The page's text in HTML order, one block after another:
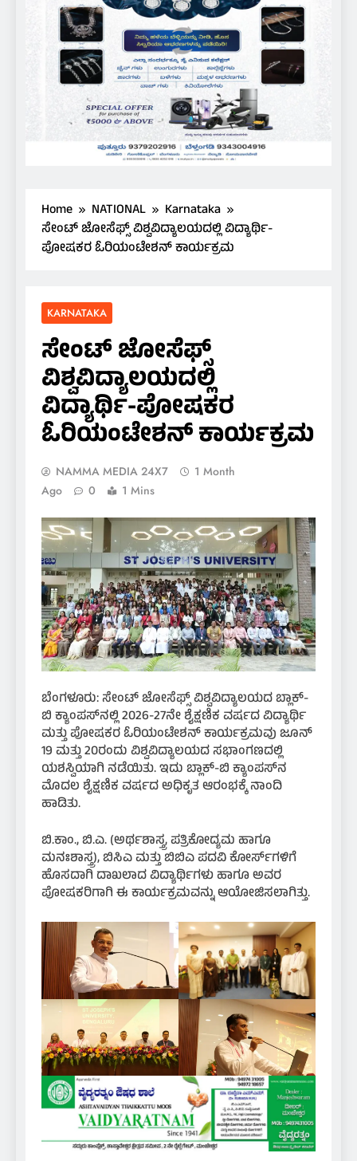
Home NATIONAL
Karnataka
ಸೇಂಟ್ ಜೋಸೆಫ್ಸ್ ವಿಶ್ವವಿದ್ಯಾಲಯದಲ್ಲಿ ವಿದ್ಯಾರ್ಥಿ-
ಪೋಷಕರ ಓರಿಯಂಟೇಶನ್ ಕಾರ್ಯಕ್ರಮ
KARNATAKA
ಸೇಂಟ್ ಜೋಸೆಫ್ಸ್
ವಿಶ್ವವಿದ್ಯಾಲಯದಲ್ಲಿ
ವಿದ್ಯಾರ್ಥಿ-ಪೋಷಕರ
ಓರಿಯಂಟೇಶನ್ ಕಾರ್ಯಕ್ರಮ
NAMMA MEDIA 24X7
1 Month
Ago
0 1 Mins
ಬೆಂಗಳೂರು: ಸೇಂಟ್ ಜೋಸೆಫ್ಸ್ ವಿಶ್ವವಿದ್ಯಾಲಯದ ಬ್ಲಾಕ್-
ಬಿ ಕ್ಯಾಂಪಸ್‌ನಲ್ಲಿ 2026-27ನೇ ಶೈಕ್ಷಣಿಕ ವರ್ಷದ ವಿದ್ಯಾರ್ಥಿ
ಮತ್ತು ಪೋಷಕರ ಓರಿಯಂಟೇಶನ್ ಕಾರ್ಯಕ್ರಮವು ಜೂನ್
19 ಮತ್ತು 20ರಂದು ವಿಶ್ವವಿದ್ಯಾಲಯದ ಸಭಾಂಗಣದಲ್ಲಿ
ಯಶಸ್ವಿಯಾಗಿ ನಡೆಯಿತು. ಇದು ಬ್ಲಾಕ್-ಬಿ ಕ್ಯಾಂಪಸ್‌ನ
ಮೊದಲ ಶೈಕ್ಷಣಿಕ ವರ್ಷದ ಅಧಿಕೃತ ಆರಂಭಕ್ಕೆ ನಾಂದಿ
ಹಾಡಿತು.
ಬಿ.ಕಾಂ., ಬಿ.ಎ. (ಅರ್ಥಶಾಸ್ತ್ರ, ಪತ್ರಿಕೋದ್ಯಮ ಹಾಗೂ
ಮನಃಶಾಸ್ತ್ರ), ಬಿಸಿಎ ಮತ್ತು ಬಿಬಿಎ ಪದವಿ ಕೋರ್ಸ್‌ಗಳಿಗೆ
ಹೊಸದಾಗಿ ದಾಖಲಾದ ವಿದ್ಯಾರ್ಥಿಗಳು ಹಾಗೂ ಅವರ
ಪೋಷಕರಿಗಾಗಿ ಈ ಕಾರ್ಯಕ್ರಮವನ್ನು ಆಯೋಜಿಸಲಾಗಿತ್ತು.